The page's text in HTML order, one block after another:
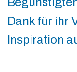
Dank für ihr
Inspiration